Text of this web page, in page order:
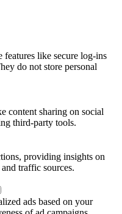
features like secure log-ins
do not store personal
content sharing on social
third-party tools.
providing insights on
traffic sources.
ads based on your